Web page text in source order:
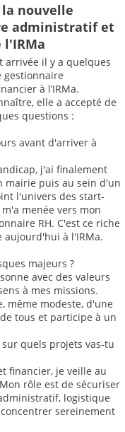
nouvelle
administratif et
arrivée il y a quelques
gestionnaire
à l’IRMa.
elle a accepté de
questions :
avant d'arriver à
j'ai finalement
mairie puis au sein d'un
l'univers des start-
menée vers mon
RH. C'est ce riche
aujourd'hui à l'IRMa.
majeurs ?
avec des valeurs
à mes missions.
même modeste, d'une
tous et participe à un
quels projets vas-tu
financier, je veille au
rôle est de sécuriser
logistique
sereinement